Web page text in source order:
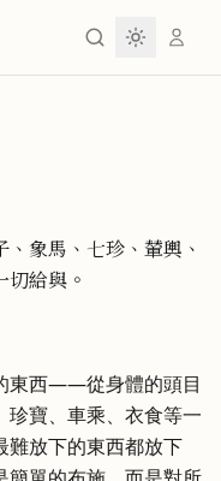
象馬、七珍、輦輿、
給與。
東西——從身體的頭目
寶、車乘、衣食等一
難放下的東西都放下